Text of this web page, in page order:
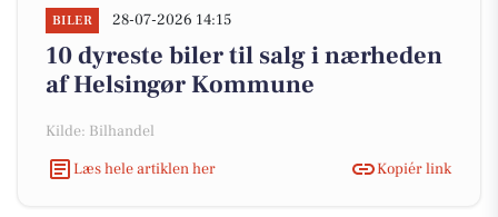
BILER 28-07-2026 14:15
10 dyreste biler til salg i nærheden
af Helsingør Kommune
Kilde: Bilhandel
Læs hele artiklen her
Kopiér link